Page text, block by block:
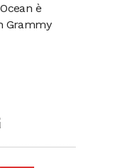
è
Grammy